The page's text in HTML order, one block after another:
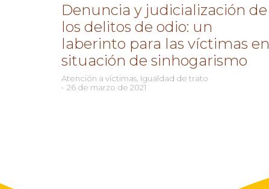
Denuncia y judicialización de
los delitos de odio: un
laberinto para las víctimas en
situación de sinhogarismo
Atención a víctimas Igualdad de trato
26 de marzo de 2021